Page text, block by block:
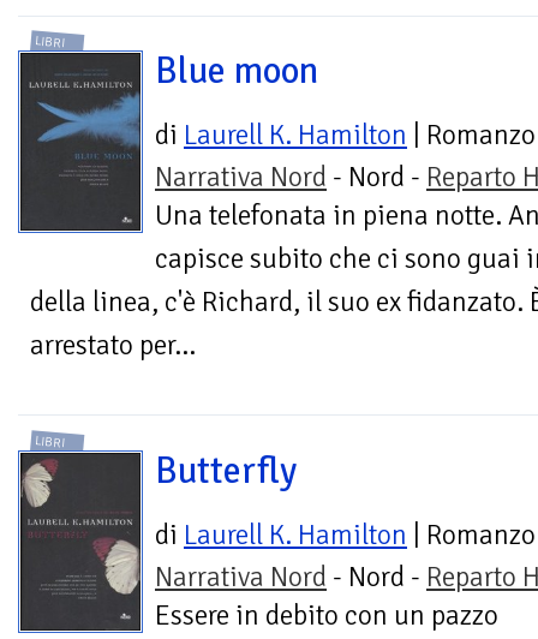
LIBRI
Blue moon
di Laurell K. Hamilton | Romanzo
Narrativa Nord - Nord - Reparto
Una telefonata in piena notte.
capisce subito che ci sono
della linea, c'è Richard, il suo ex fidanzato.
arrestato per...
LIBRI
Butterfly
di Laurell K. Hamilton | Romanzo
Narrativa Nord - Nord - Reparto
Essere in debito con un pazzo